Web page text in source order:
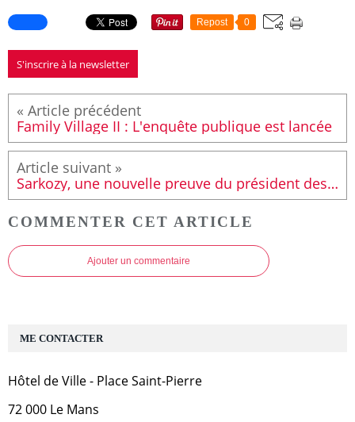
Repost 0
S'inscrire à la newsletter
Family Village II : L'enquête publique est lancée
Sarkozy, une nouvelle preuve du président des riches
COMMENTER CET ARTICLE
Ajouter un commentaire
ME CONTACTER
Hôtel de Ville - Place Saint-Pierre
72 000 Le Mans